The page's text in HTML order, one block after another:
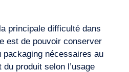
de substitution
? Comment
de performance de
principale difficulté dans
est de pouvoir conserver
packaging nécessaires au
produit selon l’usage